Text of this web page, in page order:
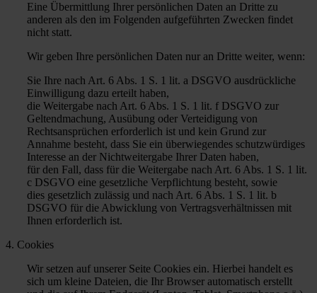
Eine Übermittlung Ihrer persönlichen Daten an Dritte zu
anderen als den im Folgenden aufgeführten Zwecken findet
nicht statt.
Wir geben Ihre persönlichen Daten nur an Dritte weiter, wenn:
Sie Ihre nach Art. 6 Abs. 1 S. 1 lit. a DSGVO ausdrückliche
Einwilligung dazu erteilt haben,
die Weitergabe nach Art. 6 Abs. 1 S. 1 lit. f DSGVO zur
Geltendmachung, Ausübung oder Verteidigung von
Rechtsansprüchen erforderlich ist und kein Grund zur
Annahme besteht, dass Sie ein überwiegendes schutzwürdiges
Interesse an der Nichtweitergabe Ihrer Daten haben,
für den Fall, dass für die Weitergabe nach Art. 6 Abs. 1 S. 1 lit.
c DSGVO eine gesetzliche Verpflichtung besteht, sowie
dies gesetzlich zulässig und nach Art. 6 Abs. 1 S. 1 lit. b
DSGVO für die Abwicklung von Vertragsverhältnissen mit
Ihnen erforderlich ist.
4. Cookies
Wir setzen auf unserer Seite Cookies ein. Hierbei handelt es
sich um kleine Dateien, die Ihr Browser automatisch erstellt